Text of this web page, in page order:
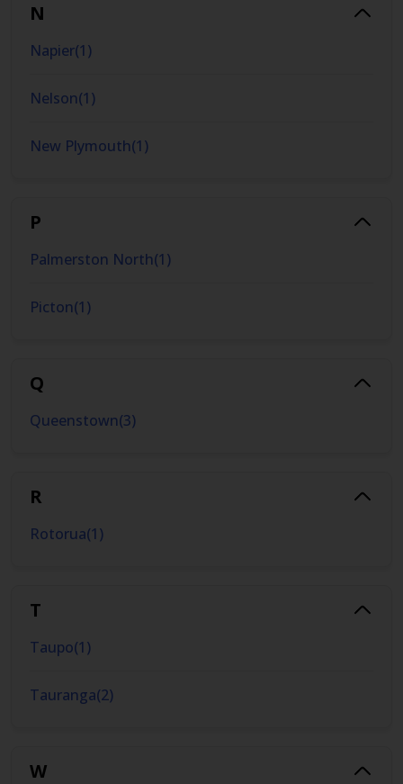
N
Napier(1)
Nelson(1)
New Plymouth(1)
P
Palmerston North(1)
Picton(1)
Q
Queenstown(3)
R
Rotorua(1)
T
Taupo(1)
Tauranga(2)
W